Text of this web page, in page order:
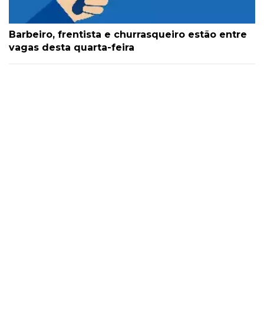
Barbeiro, frentista e churrasqueiro estão entre
vagas desta quarta-feira